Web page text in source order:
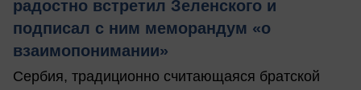
радостно встретил Зеленского и
подписал с ним меморандум «о
взаимопонимании»
Сербия, традиционно считающаяся братской